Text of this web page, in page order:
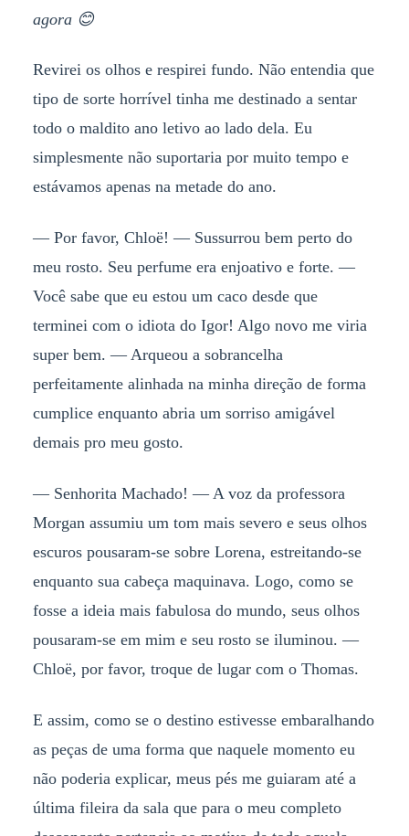
agora 😊
Revirei os olhos e respirei fundo. Não entendia que
tipo de sorte horrível tinha me destinado a sentar
todo o maldito ano letivo ao lado dela. Eu
simplesmente não suportaria por muito tempo e
estávamos apenas na metade do ano.
— Por favor, Chloë! — Sussurrou bem perto do
meu rosto. Seu perfume era enjoativo e forte. —
Você sabe que eu estou um caco desde que
terminei com o idiota do Igor! Algo novo me viria
super bem. — Arqueou a sobrancelha
perfeitamente alinhada na minha direção de forma
cumplice enquanto abria um sorriso amigável
demais pro meu gosto.
— Senhorita Machado! — A voz da professora
Morgan assumiu um tom mais severo e seus olhos
escuros pousaram-se sobre Lorena, estreitando-se
enquanto sua cabeça maquinava. Logo, como se
fosse a ideia mais fabulosa do mundo, seus olhos
pousaram-se em mim e seu rosto se iluminou. —
Chloë, por favor, troque de lugar com o Thomas.
E assim, como se o destino estivesse embaralhando
as peças de uma forma que naquele momento eu
não poderia explicar, meus pés me guiaram até a
última fileira da sala que para o meu completo